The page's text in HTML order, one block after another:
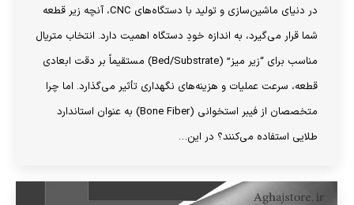
در دنیای ماشین‌سازی و تولید با دستگاه‌های CNC، آنچه زیر قطعه
شما قرار می‌گیرد، به اندازه خودِ دستگاه اهمیت دارد. انتخاب متریال
مناسب برای “زیر میز” (Bed/Substrate) مستقیماً بر دقت ابعادی
قطعه، سرعت عملیات و هزینه‌های نگهداری تأثیر می‌گذارد. اما چرا
متخصصان از فیبر استخوانی (Bone Fiber) به عنوان استاندارد
طلایی استفاده می‌کنند؟ در این…